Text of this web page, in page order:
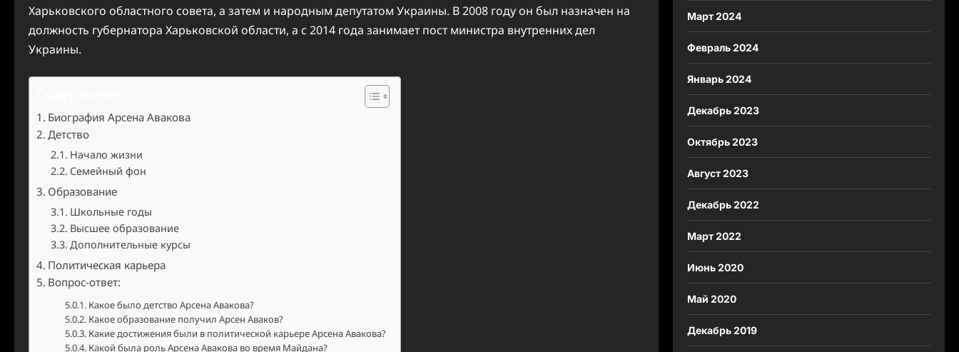
Харьковского областного совета, а затем и народным депутатом Украины. В 2008 году он был назначен на
должность губернатора Харьковской области, а с 2014 года занимает пост министра внутренних дел
Украины.
Биография Арсена Авакова
Детство
Начало жизни
Семейный фон
Образование
Школьные годы
Высшее образование
Дополнительные курсы
Политическая карьера
Вопрос-ответ:
Какое было детство Арсена Авакова?
Какое образование получил Арсен Аваков?
Какие достижения были в политической карьере Арсена Авакова?
Какой была роль Арсена Авакова во время Майдана?
Март 2024
Февраль 2024
Январь 2024
Декабрь 2023
Октябрь 2023
Август 2023
Декабрь 2022
Март 2022
Июнь 2020
Май 2020
Декабрь 2019